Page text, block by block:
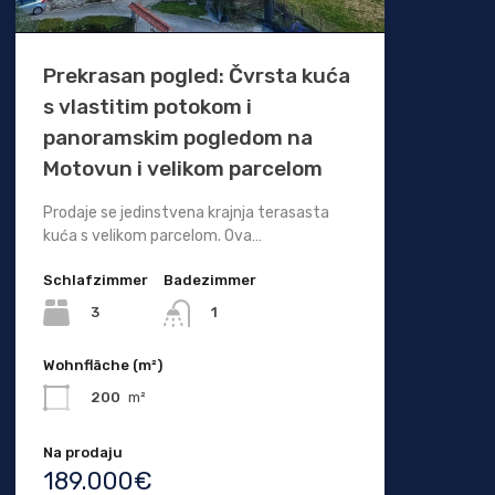
Prekrasan pogled: Čvrsta kuća
s vlastitim potokom i
panoramskim pogledom na
Motovun i velikom parcelom
Prodaje se jedinstvena krajnja terasasta
kuća s velikom parcelom. Ova…
Schlafzimmer
3
Badezimmer
1
Wohnfläche (m²)
200 m²
Na prodaju
189.000€